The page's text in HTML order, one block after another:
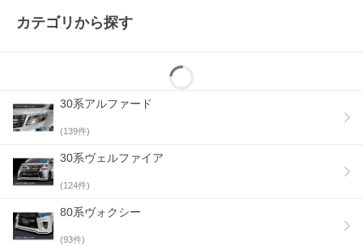
カテゴリから探す
30系アルファード
(139件)
30系ヴェルファイア
(124件)
80系ヴォクシー
(93件)